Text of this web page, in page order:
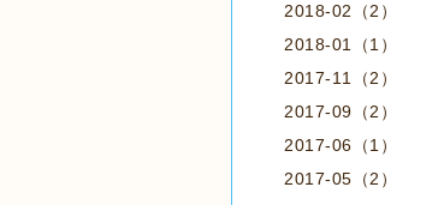
2018-02（2）
2018-01（1）
2017-11（2）
2017-09（2）
2017-06（1）
2017-05（2）